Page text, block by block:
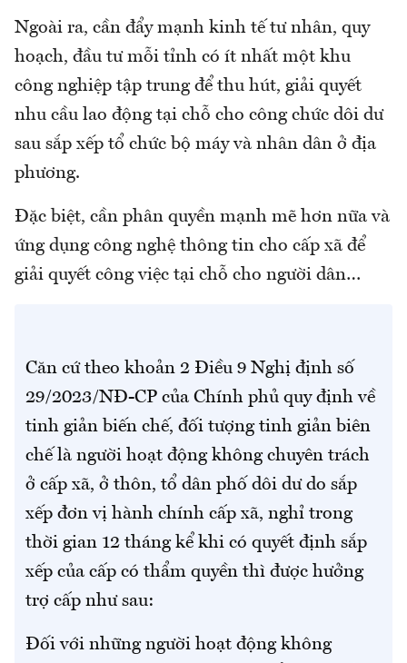
Ngoài ra, cần đẩy mạnh kinh tế tư nhân, quy
hoạch, đầu tư mỗi tỉnh có ít nhất một khu
công nghiệp tập trung để thu hút, giải quyết
nhu cầu lao động tại chỗ cho công chức dôi dư
sau sắp xếp tổ chức bộ máy và nhân dân ở địa
phương.
Đặc biệt, cần phân quyền mạnh mẽ hơn nữa và
ứng dụng công nghệ thông tin cho cấp xã để
giải quyết công việc tại chỗ cho người dân…
Căn cứ theo khoản 2 Điều 9 Nghị định số
29/2023/NĐ-CP của Chính phủ quy định về
tinh giản biến chế, đối tượng tinh giản biên
chế là người hoạt động không chuyên trách
ở cấp xã, ở thôn, tổ dân phố dôi dư do sắp
xếp đơn vị hành chính cấp xã, nghỉ trong
thời gian 12 tháng kể khi có quyết định sắp
xếp của cấp có thẩm quyền thì được hưởng
trợ cấp như sau:
Đối với những người hoạt động không